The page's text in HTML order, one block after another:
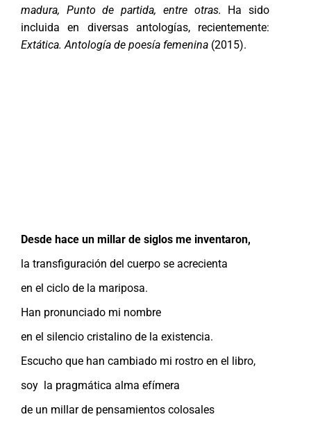
madura, Punto de partida, entre otras. Ha sido
incluida en diversas antologías, recientemente:
Extática. Antología de poesía femenina (2015).
Desde hace un millar de siglos me inventaron,
la transfiguración del cuerpo se acrecienta
en el ciclo de la mariposa.
Han pronunciado mi nombre
en el silencio cristalino de la existencia.
Escucho que han cambiado mi rostro en el libro,
soy la pragmática alma efímera
de un millar de pensamientos colosales